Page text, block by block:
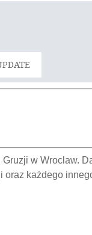
w Wroclaw.
oraz każdego